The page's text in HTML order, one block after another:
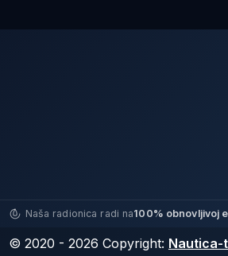
Naša radionica radi na100% obnovljivoj
© 2020 - 2026 Copyright: Nautica-